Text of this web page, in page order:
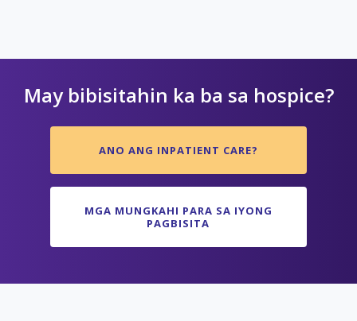
May bibisitahin ka ba sa hospice?
ANO ANG INPATIENT CARE?
MGA MUNGKAHI PARA SA IYONG
PAGBISITA